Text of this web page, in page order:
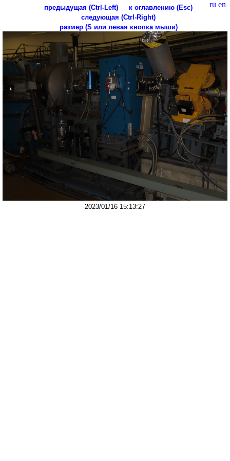
ru en
предыдущая (Ctrl-Left)
к оглавлению (Esc)
следующая (Ctrl-Right)
размер (S или левая кнопка мыши)
2023/01/16 15:13:27